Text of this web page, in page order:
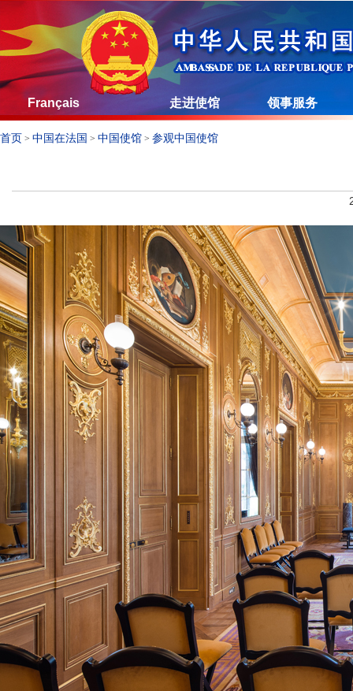
Français 走进使馆 领事服务
首页 > 中国在法国 > 中国使馆 > 参观中国使馆